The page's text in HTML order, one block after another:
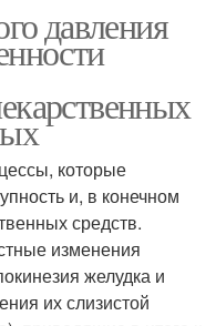
давления
которые
и, в конечном
средств.
изменения
желудка и
их слизистой